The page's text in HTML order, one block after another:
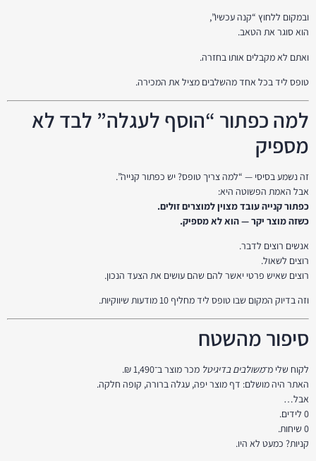
ובמקום ללחוץ “קנה עכשיו”,
הוא סוגר את הטאב.
ואתם לא מקבלים אותו בחזרה.
טופס ליד בכל אחד מהשלבים מציל את המכירה.
למה כפתור “הוסף לעגלה” לבד לא
מספיק
זה נשמע בסיסי — “למה צריך טופס? יש כפתור קנייה”.
אבל האמת הפשוטה היא:
כפתור קנייה עובד מצוין למוצרים זולים.
כשזה מוצר יקר — הוא לא מספיק.
אנשים רוצים לדבר.
רוצים לשאול.
רוצים שאיש פרטי יאשר להם שהם עושים את הצעד הנכון.
וזה בדיוק המקום שבו טופס ליד מחליף 10 מודעות שיווקיות.
סיפור מהשטח
לקוח שלי מ־משולבים בדיגיטל מכר מוצר ב־1,490 ₪.
האתר היה מושלם: דף מוצר יפה, עגלה ברורה, קופה חלקה.
אבל…
0 לידים.
0 שיחות.
קניות? כמעט לא היו.